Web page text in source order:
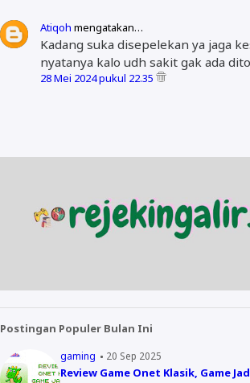
Atiqoh mengatakan…
Kadang suka disepelekan ya jaga
nyatanya kalo udh sakit gak ada
28 Mei 2024 pukul 22.35
Postingan Populer Bulan Ini
gaming 20 Sep 2025
Review Game Onet Klasik, Game